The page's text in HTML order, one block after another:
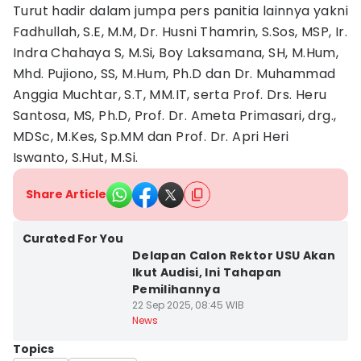
Turut hadir dalam jumpa pers panitia lainnya yakni
Fadhullah, S.E, M.M, Dr. Husni Thamrin, S.Sos, MSP, Ir.
Indra Chahaya S, M.Si, Boy Laksamana, SH, M.Hum,
Mhd. Pujiono, SS, M.Hum, Ph.D dan Dr. Muhammad
Anggia Muchtar, S.T, MM.IT, serta Prof. Drs. Heru
Santosa, MS, Ph.D, Prof. Dr. Ameta Primasari, drg.,
MDSc, M.Kes, Sp.MM dan Prof. Dr. Apri Heri
Iswanto, S.Hut, M.Si.
Share Article
Curated For You
Delapan Calon Rektor USU Akan
Ikut Audisi, Ini Tahapan
Pemilihannya
22 Sep 2025, 08:45 WIB
News
Topics